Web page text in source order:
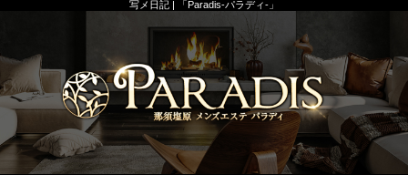
写メ日記 | 「Paradis-パラディ-」